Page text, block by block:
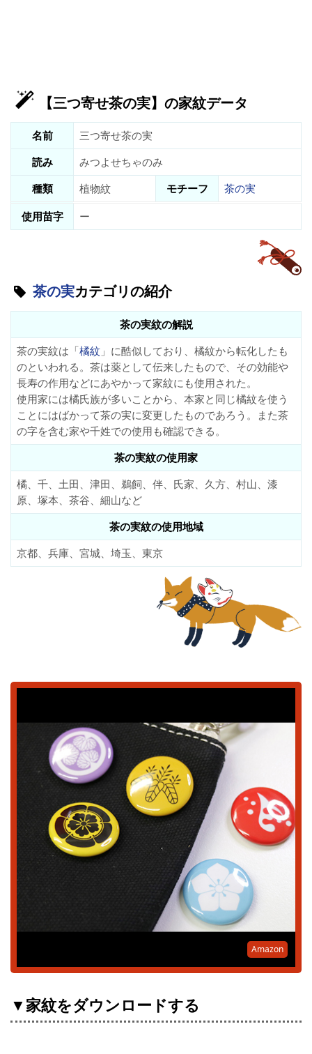
【三つ寄せ茶の実】の家紋データ
名前
三つ寄せ茶の実
読み
みつよせちゃのみ
種類
植物紋 モチーフ
茶の実
使用苗字
ー
茶の実カテゴリの紹介
茶の実紋の解説
茶の実紋は「橘紋」に酷似しており、橘紋から転化したも
のといわれる。茶は薬として伝来したもので、その効能や
長寿の作用などにあやかって家紋にも使用された。
使用家には橘氏族が多いことから、本家と同じ橘紋を使う
ことにはばかって茶の実に変更したものであろう。また茶
の字を含む家や千姓での使用も確認できる。
茶の実紋の使用家
橘、千、土田、津田、鵜飼、伴、氏家、久方、村山、漆
原、塚本、茶谷、細山など
茶の実紋の使用地域
京都、兵庫、宮城、埼玉、東京
Amazon
▼家紋をダウンロードする